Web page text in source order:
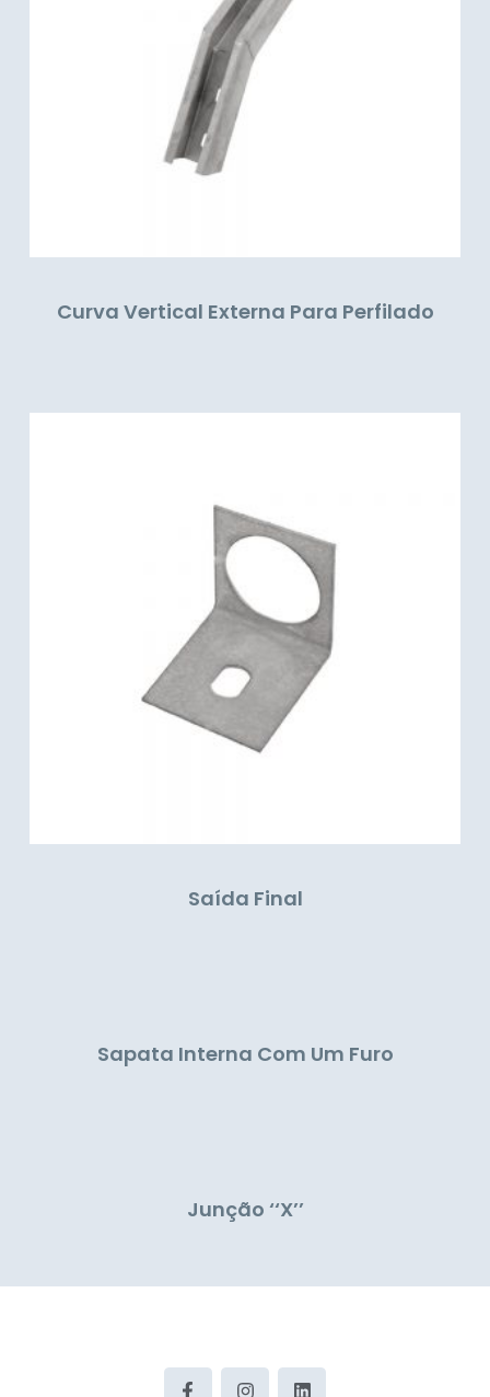
Curva Vertical Externa Para Perfilado
Saída Final
Sapata Interna Com Um Furo
Junção ‘‘X’’